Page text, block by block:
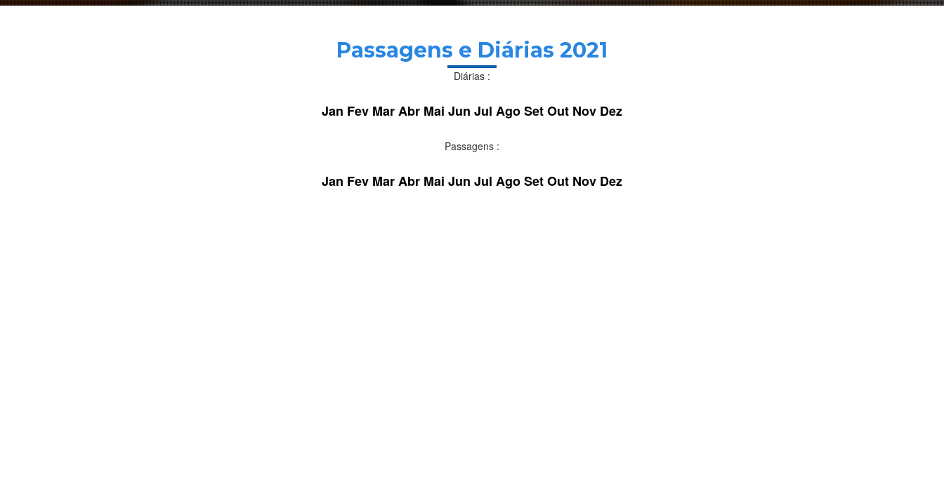
Passagens e Diárias 2021
Diárias :
Jan Fev MarAbr Mai Jun Jul AgoSetOut Nov Dez
Passagens :
Jan Fev MarAbr Mai Jun Jul AgoSetOut Nov Dez